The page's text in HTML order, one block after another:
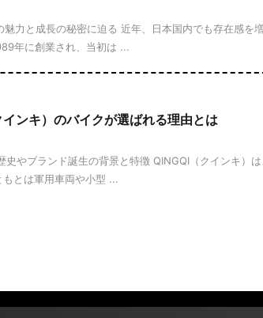
力と成長の秘密に迫る 近年、日本国内でも存在感を
年に創業され、当初は ...
ンキ）のバイクが選ばれる理由とは
やブランド誕生の背景と特徴 QINGQI（クインキ）
とは軍用車両や小型 ...